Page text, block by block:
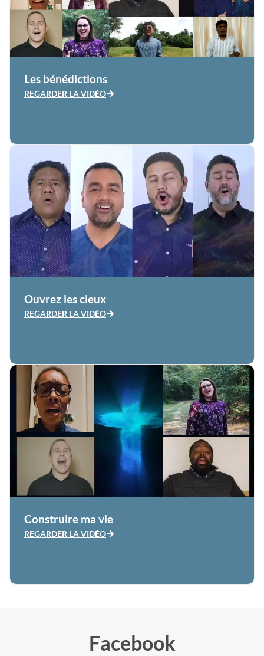
Les bénédictions
REGARDER LA VIDÉO
Ouvrez les cieux
REGARDER LA VIDÉO
Construire ma vie
REGARDER LA VIDÉO
Facebook